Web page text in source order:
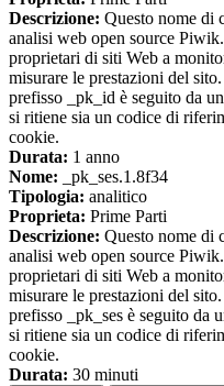
Descrizione: Questo nome di
analisi web open source
proprietari di siti Web a
misurare le prestazioni del
prefisso _pk_id è seguito da
si ritiene sia un codice di
cookie.
Durata: 1 anno
Nome: _pk_ses.1.8f34
Tipologia: analitico
Proprieta: Prime Parti
Descrizione: Questo nome di
analisi web open source
proprietari di siti Web a
misurare le prestazioni del
prefisso _pk_ses è seguito da
si ritiene sia un codice di
cookie.
Durata: 30 minuti